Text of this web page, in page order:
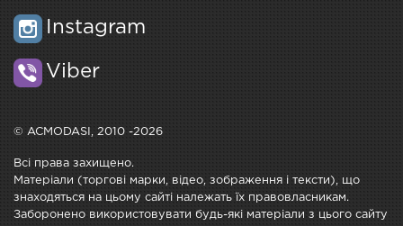
Instagram
Viber
© ACMODASI, 2010 -2026
Всі права захищено.
Матеріали (торгові марки, відео, зображення і тексти), що
знаходяться на цьому сайті належать їх правовласникам.
Заборонено використовувати будь-які матеріали з цього сайту